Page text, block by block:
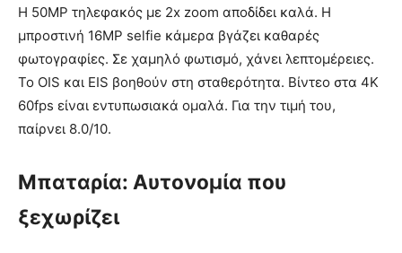
Η 50MP τηλεφακός με 2x zoom αποδίδει καλά. Η
μπροστινή 16MP selfie κάμερα βγάζει καθαρές
φωτογραφίες. Σε χαμηλό φωτισμό, χάνει λεπτομέρειες.
Το OIS και EIS βοηθούν στη σταθερότητα. Βίντεο στα 4K
60fps είναι εντυπωσιακά ομαλά. Για την τιμή του,
παίρνει 8.0/10.
Μπαταρία: Αυτονομία που
ξεχωρίζει